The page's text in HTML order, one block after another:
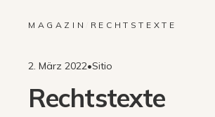
MAGAZIN RECHTSTEXTE
2. März 2022•Sitio
Rechtstexte